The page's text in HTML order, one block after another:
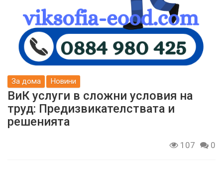
За дома Новини
ВиК услуги в сложни условия на
труд: Предизвикателствата и
решенията
107 0